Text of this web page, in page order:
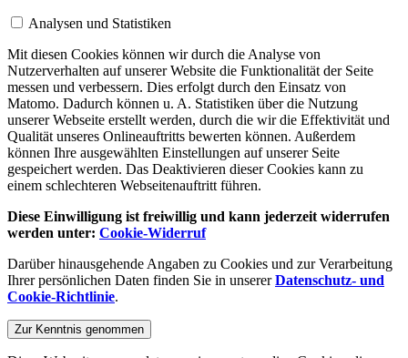
Analysen und Statistiken
Mit diesen Cookies können wir durch die Analyse von
Nutzerverhalten auf unserer Website die Funktionalität der Seite
messen und verbessern. Dies erfolgt durch den Einsatz von
Matomo. Dadurch können u. A. Statistiken über die Nutzung
unserer Webseite erstellt werden, durch die wir die Effektivität und
Qualität unseres Onlineauftritts bewerten können. Außerdem
können Ihre ausgewählten Einstellungen auf unserer Seite
gespeichert werden. Das Deaktivieren dieser Cookies kann zu
einem schlechteren Webseitenauftritt führen.
Diese Einwilligung ist freiwillig und kann jederzeit widerrufen
werden unter: Cookie-Widerruf
Darüber hinausgehende Angaben zu Cookies und zur Verarbeitung
Ihrer persönlichen Daten finden Sie in unsererDatenschutz- und
Cookie-Richtlinie.
Zur Kenntnis genommen